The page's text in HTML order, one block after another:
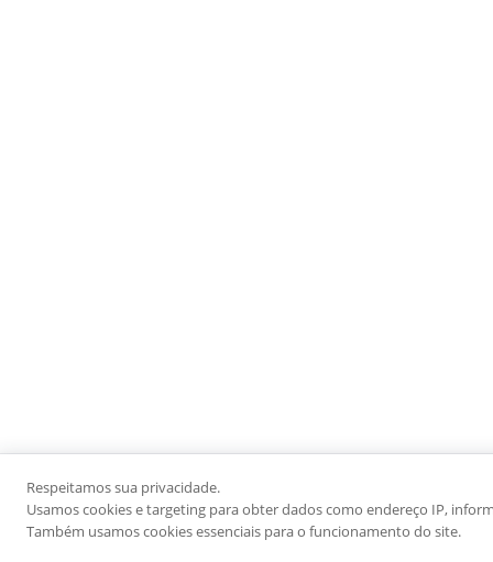
Respeitamos sua privacidade.
Usamos cookies e targeting para obter dados como endereço IP,
Também usamos cookies essenciais para o funcionamento do site.